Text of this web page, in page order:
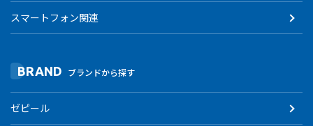
スマートフォン関連
BRAND ブランドから探す
ゼピール